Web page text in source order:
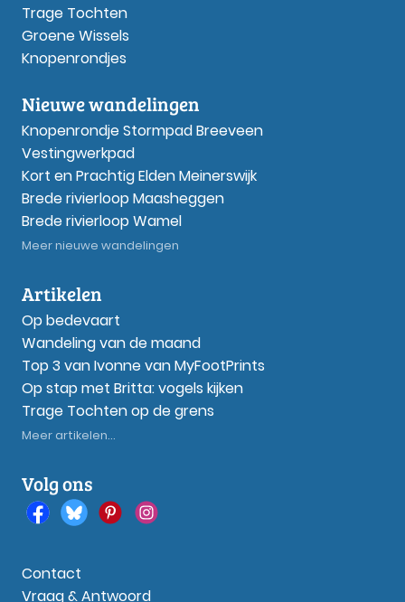
Trage Tochten
Groene Wissels
Knopenrondjes
Nieuwe wandelingen
Knopenrondje Stormpad Breeveen
Vestingwerkpad
Kort en Prachtig Elden Meinerswijk
Brede rivierloop Maasheggen
Brede rivierloop Wamel
Meer nieuwe wandelingen
Artikelen
Op bedevaart
Wandeling van de maand
Top 3 van Ivonne van MyFootPrints
Op stap met Britta: vogels kijken
Trage Tochten op de grens
Meer artikelen...
Volg ons
Contact
Vraag & Antwoord